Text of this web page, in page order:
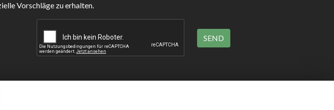
Vorschläge zu erhalten.